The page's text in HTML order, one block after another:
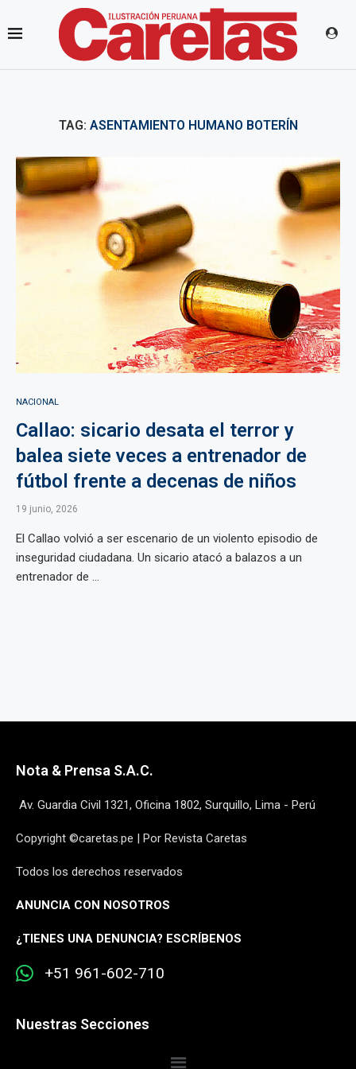
TAG: ASENTAMIENTO HUMANO BOTERÍN
NACIONAL
Callao: sicario desata el terror y
balea siete veces a entrenador de
fútbol frente a decenas de niños
19 junio, 2026
El Callao volvió a ser escenario de un violento episodio de
inseguridad ciudadana. Un sicario atacó a balazos a un
entrenador de ...
Nota & Prensa S.A.C.
Av. Guardia Civil 1321, Oficina 1802, Surquillo, Lima - Perú
Copyright ©caretas.pe | Por Revista Caretas
Todos los derechos reservados
ANUNCIA CON NOSOTROS
¿TIENES UNA DENUNCIA? ESCRÍBENOS
+51 961-602-710
Nuestras Secciones